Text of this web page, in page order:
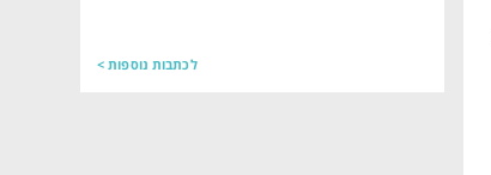
לכתבות נוספות >